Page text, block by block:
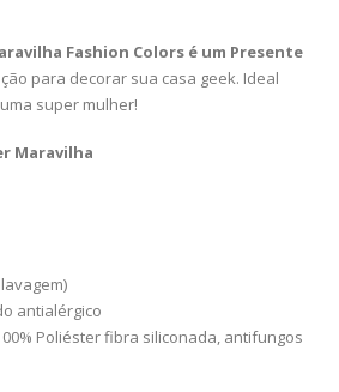
Fashion Colors é um Presente
para decorar sua casa geek. Ideal
super mulher!
Maravilha
antialérgico
Poliéster fibra siliconada, antifungos